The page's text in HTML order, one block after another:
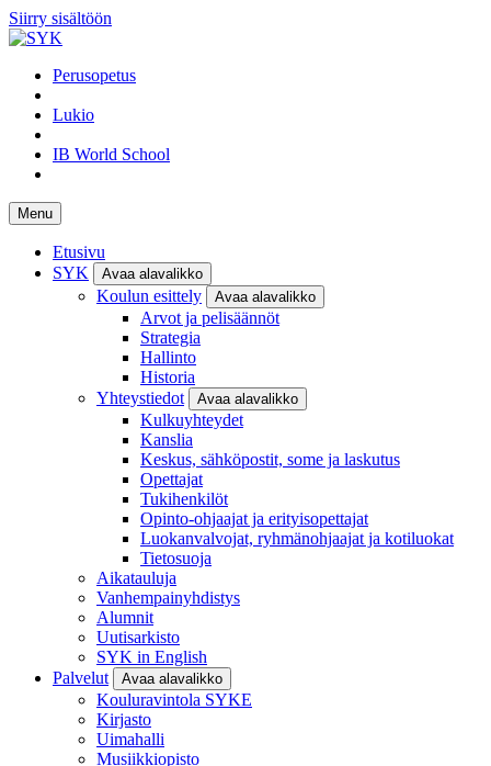
Siirry sisältöön
Perusopetus
Lukio
IB World School
Menu
Etusivu
SYK
Avaa alavalikko
Koulun esittely Avaa alavalikko
Arvot ja pelisäännöt
Strategia
Hallinto
Historia
Yhteystiedot
Avaa alavalikko
Kulkuyhteydet
Kanslia
Keskus, sähköpostit, some ja laskutus
Opettajat
Tukihenkilöt
Opinto-ohjaajat ja erityisopettajat
Luokanvalvojat, ryhmänohjaajat ja kotiluokat
Tietosuoja
Aikatauluja
Vanhempainyhdistys
Alumnit
Uutisarkisto
SYK in English
Palvelut
Avaa alavalikko
Kouluravintola SYKE
Kirjasto
Uimahalli
Musiikkiopisto